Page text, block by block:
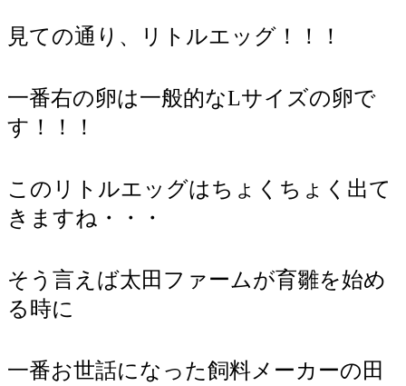
見ての通り、リトルエッグ！！！
一番右の卵は一般的なLサイズの卵で
す！！！
このリトルエッグはちょくちょく出て
きますね・・・
そう言えば太田ファームが育雛を始め
る時に
一番お世話になった飼料メーカーの田